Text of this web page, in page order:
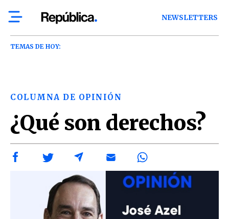
NEWSLETTERS
TEMAS DE HOY:
COLUMNA DE OPINIÓN
¿Qué son derechos?